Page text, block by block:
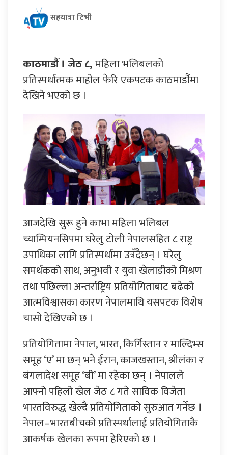
सहयात्रा टिभी
काठमाडौँ । जेठ ८,महिला भलिबलको
प्रतिस्पर्धात्मक माहोल फेरि एकपटक काठमाडौंमा
देखिने भएको छ ।
आजदेखि सुरू हुने काभा महिला भलिबल
च्याम्पियनसिपमा घरेलु टोली नेपालसहित ८ राष्ट्र
उपाधिका लागि प्रतिस्पर्धामा उत्रँदैछन् । घरेलु
समर्थकको साथ, अनुभवी र युवा खेलाडीको मिश्रण
तथा पछिल्ला अन्तर्राष्ट्रिय प्रतियोगिताबाट बढेको
आत्मविश्वासका कारण नेपालमाथि यसपटक विशेष
चासो देखिएको छ ।
प्रतियोगितामा नेपाल, भारत, किर्गिस्तान र माल्दिभ्स
समूह ‘ए’ मा छन् भने ईरान, काजखस्तान, श्रीलंका र
बंगलादेश समूह ‘बी’ मा रहेका छन् । नेपालले
आफ्नो पहिलो खेल जेठ ८ गते साविक विजेता
भारतविरुद्ध खेल्दै प्रतियोगिताको सुरुआत गर्नेछ ।
नेपाल–भारतबीचको प्रतिस्पर्धालाई प्रतियोगिताकै
आकर्षक खेलका रूपमा हेरिएको छ ।